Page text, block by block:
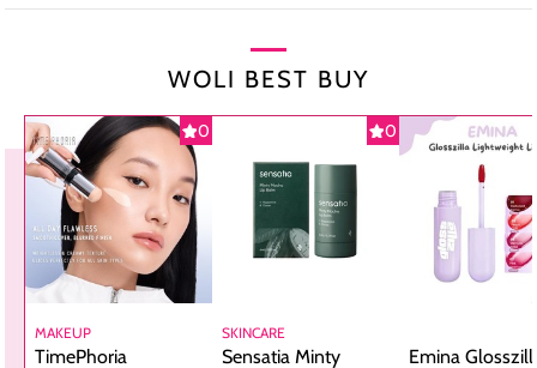
WOLI BEST BUY
0
MAKEUP
TimePhoria
0
SKINCARE
Sensatia Minty Emina